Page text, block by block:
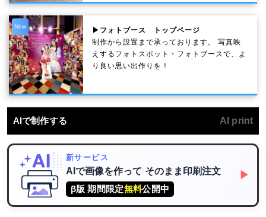
New
▶フォトブース トップページ
制作から設置まで承っております。 写真映
えするフォトスポット・フォトブースで、よ
り良い思い出作りを！
AIで制作する AI print
新サービス
AIで画像を作って そのまま印刷注文
β版 期間限定無料公開中
▶